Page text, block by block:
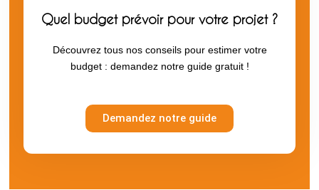
Quel budget prévoir pour votre projet ?
Découvrez tous nos conseils pour estimer votre
budget : demandez notre guide gratuit !
Demandez notre guide